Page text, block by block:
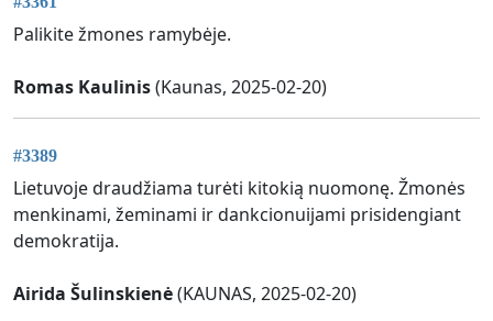
Palikite žmones ramybėje.
Romas Kaulinis(Kaunas, 2025-02-20)
#3389
Lietuvoje draudžiama turėti kitokią nuomonę. Žmonės
menkinami, žeminami ir dankcionuijami prisidengiant
demokratija.
Airida Šulinskienė(KAUNAS, 2025-02-20)